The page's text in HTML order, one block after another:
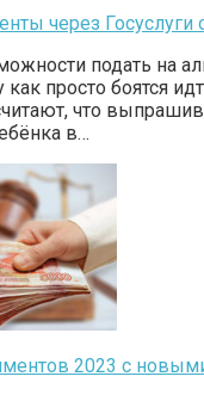
через Госуслуги
подать на
как просто боятся
что
в…
2023 с